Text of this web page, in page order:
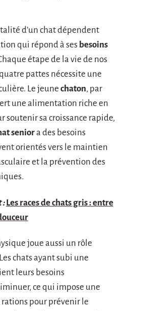
d’un chat dépendent
qui répond à ses besoins
étape de la vie de nos
pattes nécessite une
Le jeune chaton, par
une alimentation riche en
soutenir sa croissance rapide,
seniora des besoins
orientés vers le maintien
et la prévention des
: Les races de chats gris : entre
joue aussi un rôle
chats ayant subi une
leurs besoins
ce qui impose une
pour prévenir le